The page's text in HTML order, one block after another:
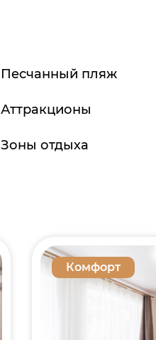
Песчанный пляж
Аттракционы
Зоны отдыха
Комфорт